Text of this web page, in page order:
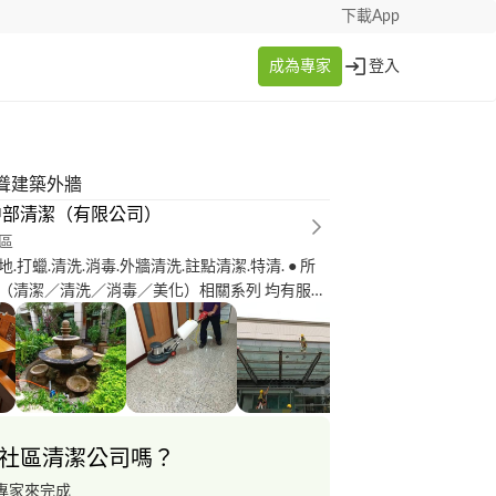
下載App
成為專家 登入
建築外牆
清潔（有限公司）
.打蠟.清洗.消毒.外牆清洗.註點清潔.特清. ● 所
清潔／清洗／消毒／美化）相關系列 均有服務
.整修 ● 服務區域： 台中市、大台中、彰投 、
司 ● 更多實績可參考本公司網站 可google或
潔公司 # 璟來清潔美護 # 璟來有限
區清潔公司嗎？
家來完成